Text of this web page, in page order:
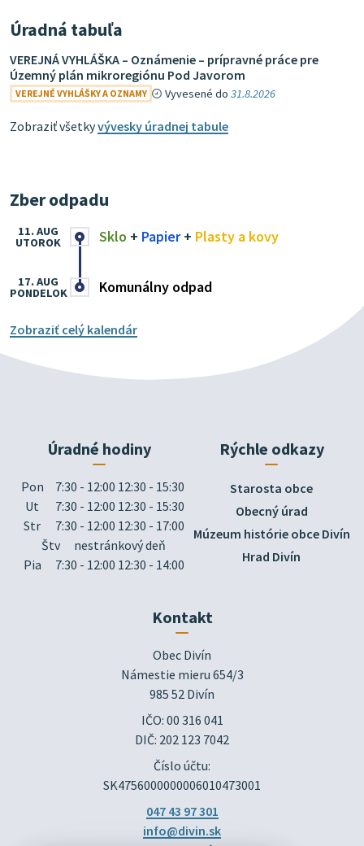
Úradná tabuľa
VEREJNÁ VYHLÁŠKA – Oznámenie – prípravné práce pre
Územný plán mikroregiónu Pod Javorom
VEREJNÉ VYHLÁŠKY A OZNAMY Vyvesené do31.8.2026
Zobraziť všetkyvývesky úradnej tabule
Zber odpadu
Sklo + Papier+ Plasty a kovy
11. AUG
UTOROK
Komunálny odpad
17. AUG
PONDELOK
Zobraziť celý kalendár
Úradné hodiny
Pon
7:30 - 12:00 12:30 - 15:30
Ut
7:30 - 12:00 12:30 - 15:30
Str
7:30 - 12:00 12:30 - 17:00
Štv
nestránkový deň
Pia
7:30 - 12:00 12:30 - 14:00
Rýchle odkazy
Starosta obce
Obecný úrad
Múzeum histórie obce Divín
Hrad Divín
Kontakt
Obec Divín
Námestie mieru 654/3
985 52 Divín
IČO: 00 316 041
DIČ: 202 123 7042
Číslo účtu:
SK4756000000006010473001
047 43 97 301
info@divin.sk